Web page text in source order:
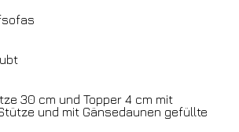
30 cm und Topper 4 cm mit
und mit Gänsedaunen gefüllte